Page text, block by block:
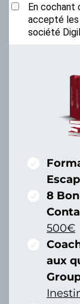
En cochant
accepté les
société
8
500€
aux